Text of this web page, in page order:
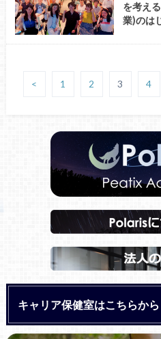
を考え
業)のは
< 1 2 3 4
キャリア保健室はこちらから